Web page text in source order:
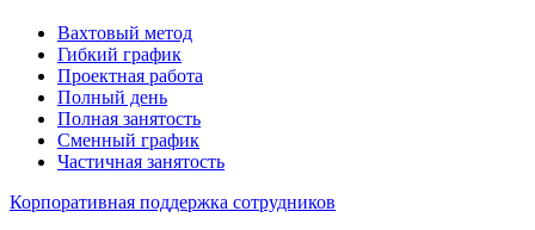
Вахтовый метод
Гибкий график
Проектная работа
Полный день
Полная занятость
Сменный график
Частичная занятость
Корпоративная поддержка сотрудников